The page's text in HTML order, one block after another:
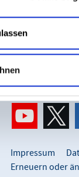
Karl-Glässing-
65183
0611 360
Impressum
Erneuern oder